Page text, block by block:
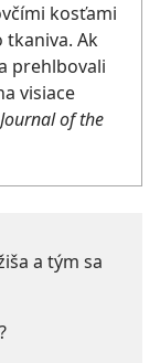
kosťami
tkaniva. Ak
prehlbovali
visiace
of the
a tým sa